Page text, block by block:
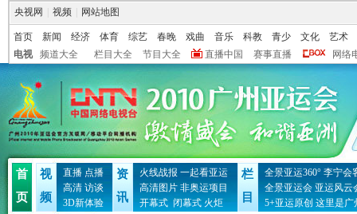
央视网 视频 网站地图
首页 新闻 经济 体育 综艺 春晚 戏曲 音乐 科教 青少 文化
艺术
电视
频道大全 栏目大全 节目大全 直播中国 赛事直播 网络
首
页
视
频
直播 点播
高清 访谈
3D新体验
资
讯
火线战报 一起看亚运
高清图片 非奥运项目
开幕式 闭幕式 火炬
栏
目
全景亚运360° 李宁会
全景亚运会 亚运风云
5+亚运原创 这里是广